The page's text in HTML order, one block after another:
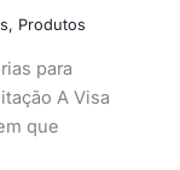
, Produtos
para
A Visa
que